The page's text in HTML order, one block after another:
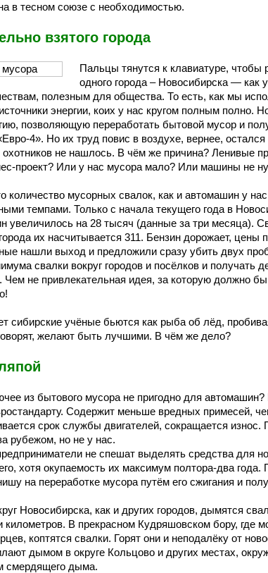
в тесном союзе с необходимостью.
взятого города
Пальцы тянутся к клавиатуре, чтобы
одного города – Новосибирска — как
полезным для общества. То есть, как мы
энергии, коих у нас кругом полным полно.
позволяющую переработать бытовой мусор и
4». Но их труд повис в воздухе, вернее, остался
охотников не нашлось. В чём же причина? Ленивые
проект? Или у нас мусора мало? Или машины не
количество мусорных свалок, как и автомашин у
темпами. Только с начала текущего года в
увеличилось на 28 тысяч (данные за три месяца).
их насчитывается 311. Бензин дорожает, цены
нашли выход и предложили сразу убить двух
свалки вокруг городов и посёлков и получать
Чем не привлекательная идея, за которую должно
сибирские учёные бьются как рыба об лёд,
желают быть лучшими. В чём же дело?
из бытового мусора не пригодно для
Содержит меньше вредных примесей,
срок службы двигателей, сокращается износ.
рубежом, но не у нас.
не спешат выделять средства для
хотя окупаемость их максимум полтора-два года.
на переработке мусора путём его сжигания и
Новосибирска, как и других городов, дымятся
километров. В прекрасном Кудряшовском бору, где
коптятся свалки. Горят они и неподалёку от
дымом в округе Кольцово и других местах,
смердящего дыма.